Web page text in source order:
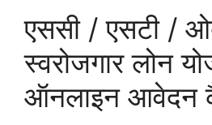
एससी / एसटी /
स्वरोजगार लोन
ऑनलाइन आवेदन